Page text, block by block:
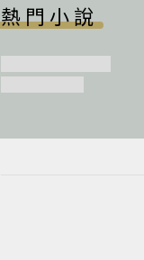
熱門小說